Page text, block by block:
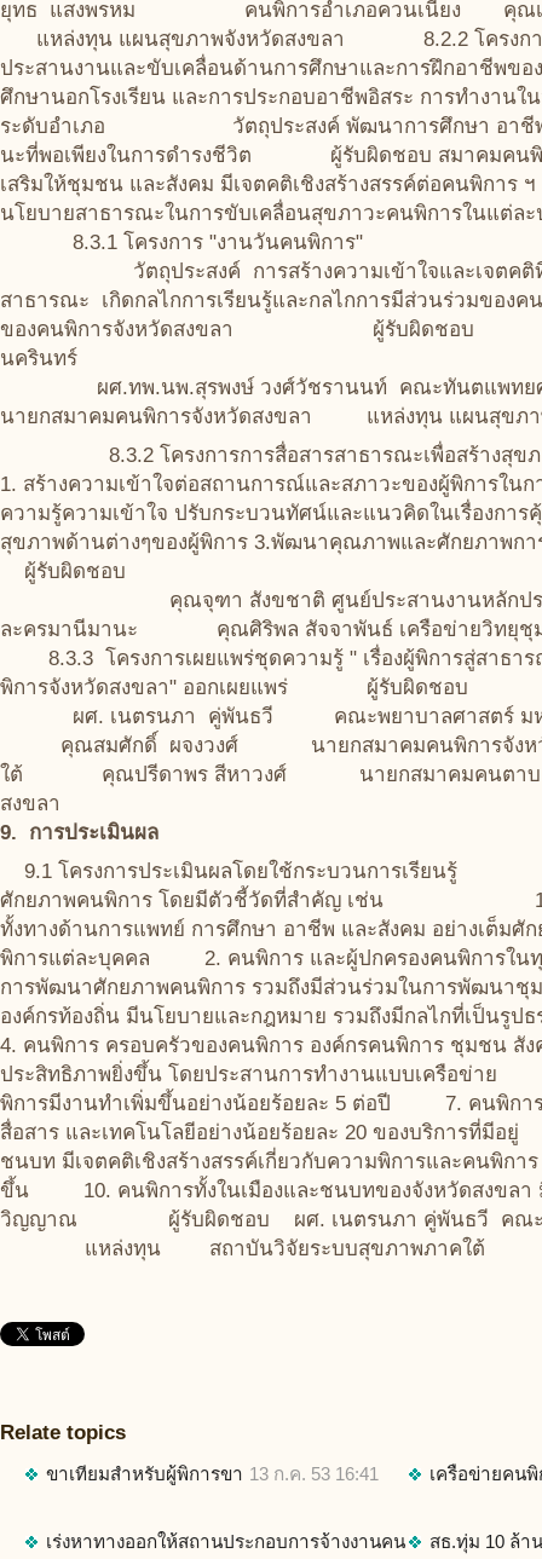
ยุทธ แสงพรหม คนพิการอำเภอควนเนียง คุณเบญจ
แหล่งทุน แผนสุขภาพจังหวัดสงขลา 8.2.2 โครงการก
ประสานงานและขับเคลื่อนด้านการศึกษาและการฝึกอาชีพขอ
ศึกษานอกโรงเรียน และการประกอบอาชีพอิสระ การทำงาน
ระดับอำเภอ วัตถุประสงค์ พัฒนาการศึกษา อาชีพและ
นะที่พอเพียงในการดำรงชีวิต ผู้รับผิดชอบ สมาคมค
เสริมให้ชุมชน และสังคม มีเจตคติเชิงสร้างสรรค์ต่อคนพิการ
นโยบายสาธารณะในการขับเคลื่อนสุขภาวะคนพิการในแต่ล
8.3.1 โครงการ "งานวันคนพิการ"
วัตถุประสงค์ การสร้างความเข้าใจและเจตคติที่ถูกต้
สาธารณะ เกิดกลไกการเรียนรู้และกลไกการมีส่วนร่วมของ
ของคนพิการจังหวัดสงขลา ผู้รับผิดชอบ ผศ.เนต
นครินทร์
ผศ.ทพ.นพ.สุรพงษ์ วงศ์วัชรานนท์ คณะทันตแพท
นายกสมาคมคนพิการจังหวัดสงขลา แหล่งทุน แผนสุขภา
8.3.2 โครงการการสื่อสารสาธารณะเพื่อส
1. สร้างความเข้าใจต่อสถานการณ์และสภาวะของผู้พิการใน
ความรู้ความเข้าใจ ปรับกระบวนทัศน์และแนวคิดในเรื่องการ
สุขภาพด้านต่างๆของผู้พิการ 3.พัฒนาคุณภาพและศักยภาพ
ผู้รับผิดชอบ
คุณจุฑา สังขชาติ ศูนย์ประสานงานหลักประกั
ละครมานีมานะ คุณศิริพล สัจจาพันธ์ เครือข่
8.3.3 โครงการเผยแพร่ชุดความรู้ " เรื่องผู้พิการสู่ส
พิการจังหวัดสงขลา" ออกเผยแพร่ ผู้รับผิดชอบ
ผศ. เนตรนภา คู่พันธวี คณะพยาบาลศาสตร์ มหาวิ
คุณสมศักดิ์ ผจงวงศ์ นายกสมาคมคนพิการจังหวั
ใต้ คุณปรีดาพร สีหาวงศ์ นายกสมาคมคน
สงขลา
9. การประเมินผล
9.1 โครงการประเมินผลโดยใช้กระบวนการเรียนรู้
ศักยภาพคนพิการ โดยมีตัวชี้วัดที่สำคัญ เช่น 1. คนพิ
ทั้งทางด้านการแพทย์ การศึกษา อาชีพ และสังคม อย่างเต็ม
พิการแต่ละบุคคล 2. คนพิการ และผู้ปกครองคนพิการในทุก
การพัฒนาศักยภาพคนพิการ รวมถึงมีส่วนร่วมในการพัฒน
องค์กรท้องถิ่น มีนโยบายและกฎหมาย รวมถึงมีกลไกที่เป็
4. คนพิการ ครอบครัวของคนพิการ องค์กรคนพิการ ชุมชน สั
ประสิทธิภาพยิ่งขึ้น โดยประสานการทำงานแบบเครือข่
พิการมีงานทำเพิ่มขึ้นอย่างน้อยร้อยละ 5 ต่อปี 7. คนพิการ
สื่อสาร และเทคโนโลยีอย่างน้อยร้อยละ 20 ของบริการที่มี
ชนบท มีเจตคติเชิงสร้างสรรค์เกี่ยวกับความพิการและคนพิก
ขึ้น 10. คนพิการทั้งในเมืองและชนบทของจังหวัดสงขลา
วิญญาณ ผู้รับผิดชอบ ผศ. เนตรนภา คู่พันธวี คณะพยา
แหล่งทุน สถาบันวิจัยระบบสุขภาพภาคใต้
Relate topics
ขาเทียมสำหรับผู้พิการขา 13 ก.ค. 53 16:41 เครือข่ายคน
เร่งหาทางออกให้สถานประกอบการจ้างงานคน
สธ.ทุ่ม 10 ล้า